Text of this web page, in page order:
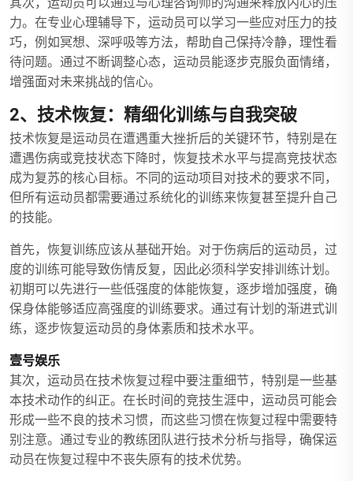
力。在专业心理辅导下，运动员可以学习一些应对压力的技
巧，例如冥想、深呼吸等方法，帮助自己保持冷静，理性看
待问题。通过不断调整心态，运动员能逐步克服负面情绪，
增强面对未来挑战的信心。
2、技术恢复：精细化训练与自我突破
技术恢复是运动员在遭遇重大挫折后的关键环节，特别是在
遭遇伤病或竞技状态下降时，恢复技术水平与提高竞技状态
成为复苏的核心目标。不同的运动项目对技术的要求不同，
但所有运动员都需要通过系统化的训练来恢复甚至提升自己
的技能。
首先，恢复训练应该从基础开始。对于伤病后的运动员，过
度的训练可能导致伤情反复，因此必须科学安排训练计划。
初期可以先进行一些低强度的体能恢复，逐步增加强度，确
保身体能够适应高强度的训练要求。通过有计划的渐进式训
练，逐步恢复运动员的身体素质和技术水平。
壹号娱乐
其次，运动员在技术恢复过程中要注重细节，特别是一些基
本技术动作的纠正。在长时间的竞技生涯中，运动员可能会
形成一些不良的技术习惯，而这些习惯在恢复过程中需要特
别注意。通过专业的教练团队进行技术分析与指导，确保运
动员在恢复过程中不丧失原有的技术优势。